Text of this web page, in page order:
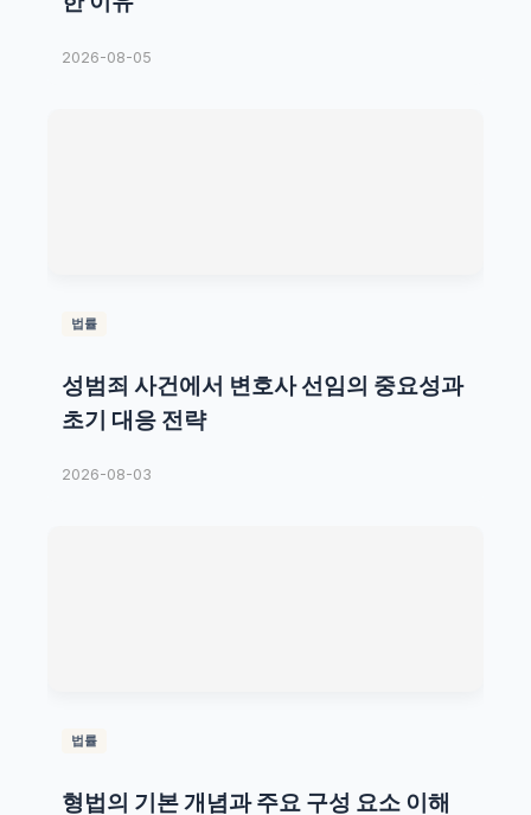
2026-08-05
법률
성범죄 사건에서 변호사 선임의 중요성과
초기 대응 전략
2026-08-03
법률
형법의 기본 개념과 주요 구성 요소 이해